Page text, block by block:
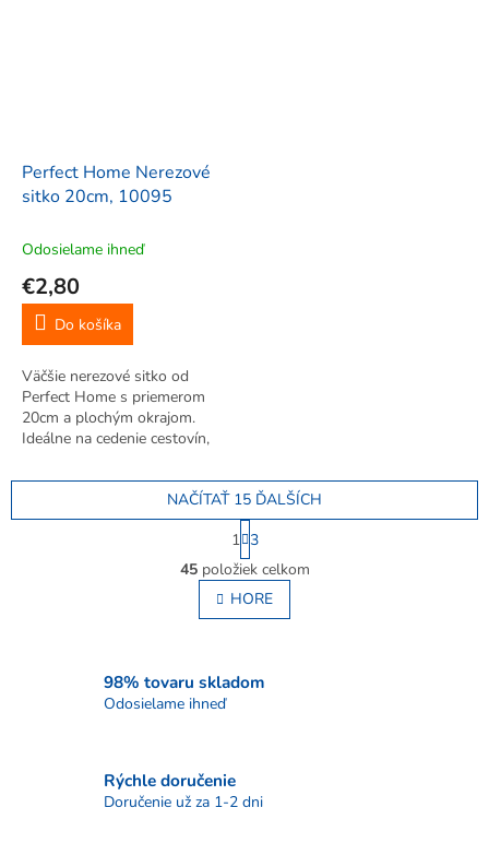
Perfect Home Nerezové
sitko 20cm, 10095
Odosielame ihneď
€2,80
Do košíka
Väčšie nerezové sitko od
Perfect Home s priemerom
20cm a plochým okrajom.
Ideálne na cedenie cestovín,
a strukovín. Kvalitná nerezová
O
v
l
á
c
k
NAČÍTAŤ 15 ĎALŠÍCH
S
t
r
á
n
k
a
n
1 3
45položiek celkom
HORE
98% tovaru skladom
Odosielame ihneď
Rýchle doručenie
Doručenie už za 1-2 dni